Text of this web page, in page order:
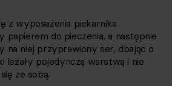
z wyposażenia piekarnika
papierem do pieczenia, a następnie
na niej przyprawiony ser, dbając o
leżały pojedynczą warstwą i nie
ze sobą.